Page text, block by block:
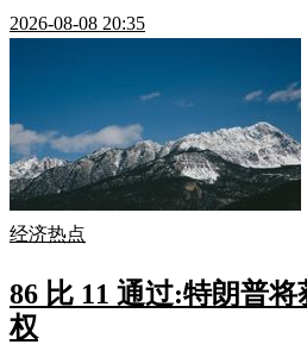
2026-08-08 20:35
经济热点
86 比 11 通过:特朗普
权